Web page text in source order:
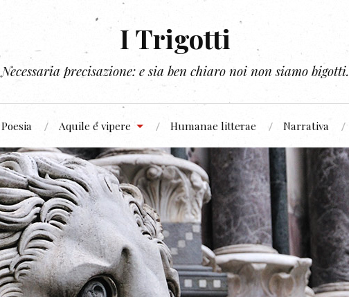
I Trigotti
Necessaria precisazione: e sia ben chiaro noi non siamo bigotti.
Poesia Aquile e vipere Humanae litterae Narrativa